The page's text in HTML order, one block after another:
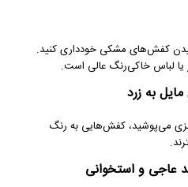
کفش‌های مشکی خودداری کنید.
یا لباس خاکی‌رنگ عالی است.
به زرد
می‌پوشید، کفش‌هایی به رنگ
عاجی و استخوانی